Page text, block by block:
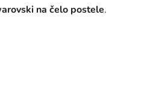
na čelo postele.